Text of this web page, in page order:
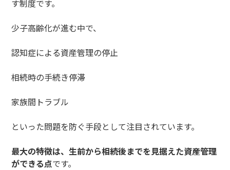
す制度です。
少子高齢化が進む中で、
認知症による資産管理の停止
相続時の手続き停滞
家族間トラブル
といった問題を防ぐ手段として注目されています。
最大の特徴は、生前から相続後までを見据えた資産管理
ができる点です。